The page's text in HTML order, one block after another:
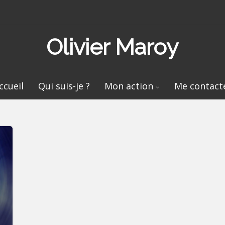
Olivier Maroy
Qui suis-je ? Mon action Me